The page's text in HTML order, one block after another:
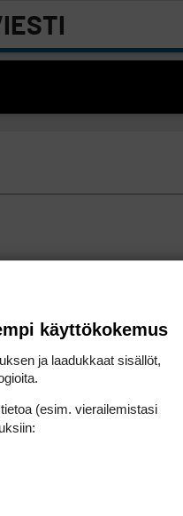
käyttökokemus
ja laadukkaat sisällöt,
(esim. vierailemis­tasi